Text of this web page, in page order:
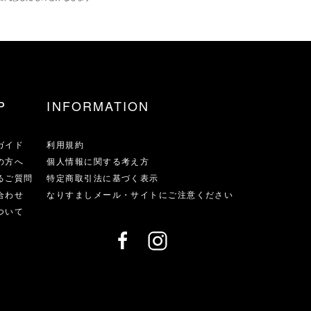
イド
方へ
ご質問
わせ
いて
INFORMATION
利用規約
個人情報に関する考え方
特定商取引法に基づく表示
なりすましメール・サイトにご注意ください